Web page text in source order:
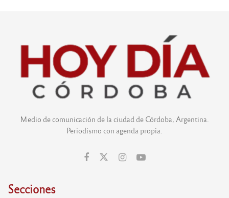
Medio de comunicación de la ciudad de Córdoba, Argentina.
Periodismo con agenda propia.
Secciones